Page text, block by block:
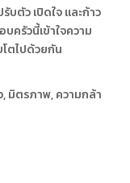
บตัว เปิดใจ และก้าว
ครัวนี้เข้าใจความ
ตไปด้วยกัน
มิตรภาพ, ความกล้า